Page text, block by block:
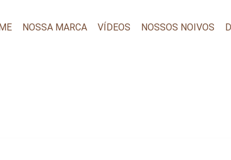
NOSSA MARCA VÍDEOS NOSSOS NOIVOS